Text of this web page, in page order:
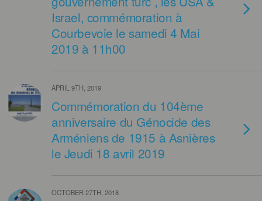
Israel, commémoration à
Courbevoie le samedi 4 Mai
2019 à 11h00
APRIL 9TH, 2019
Commémoration du 104ème
anniversaire du Génocide des
Arméniens de 1915 à Asnières
le Jeudi 18 avril 2019
OCTOBER 27TH, 2018